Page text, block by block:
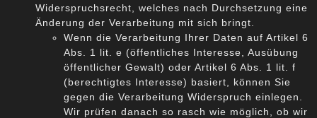
Widerspruchsrecht, welches nach Durchsetzung eine
Änderung der Verarbeitung mit sich bringt.
Wenn die Verarbeitung Ihrer Daten auf Artikel 6
Abs. 1 lit. e (öffentliches Interesse, Ausübung
öffentlicher Gewalt) oder Artikel 6 Abs. 1 lit. f
(berechtigtes Interesse) basiert, können Sie
gegen die Verarbeitung Widerspruch einlegen.
Wir prüfen danach so rasch wie möglich, ob wir